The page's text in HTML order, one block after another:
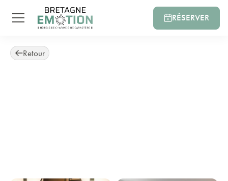
RÉSERVER
Retour